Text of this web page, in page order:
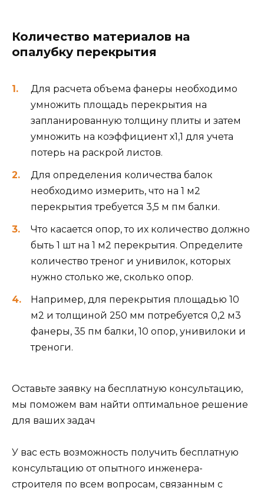
Количество материалов на
опалубку перекрытия
Для расчета объема фанеры необходимо
умножить площадь перекрытия на
запланированную толщину плиты и затем
умножить на коэффициент х1,1 для учета
потерь на раскрой листов.
Для определения количества балок
необходимо измерить, что на 1 м2
перекрытия требуется 3,5 м пм балки.
Что касается опор, то их количество должно
быть 1 шт на 1 м2 перекрытия. Определите
количество треног и унивилок, которых
нужно столько же, сколько опор.
Например, для перекрытия площадью 10
м2 и толщиной 250 мм потребуется 0,2 м3
фанеры, 35 пм балки, 10 опор, унивилоки и
треноги.
Оставьте заявку на бесплатную консультацию,
мы поможем вам найти оптимальное решение
для ваших задач
У вас есть возможность получить бесплатную
консультацию от опытного инженера-
строителя по всем вопросам, связанным с